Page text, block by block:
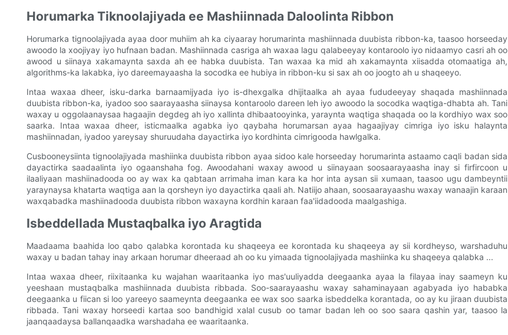
Horumarka Tiknoolajiyada ee Mashiinnada Daloolinta Ribbon
Horumarka tignoolajiyada ayaa door muhiim ah ka ciyaaray horumarinta mashiinnada duubista ribbon-ka, taasoo horseeday
awoodo la xoojiyay iyo hufnaan badan. Mashiinnada casriga ah waxaa lagu qalabeeyay kontaroolo iyo nidaamyo casri ah oo
awood u siinaya xakamaynta saxda ah ee habka duubista. Tan waxaa ka mid ah xakamaynta xiisadda otomaatiga ah,
algorithms-ka lakabka, iyo dareemayaasha la socodka ee hubiya in ribbon-ku si sax ah oo joogto ah u shaqeeyo.
Intaa waxaa dheer, isku-darka barnaamijyada iyo is-dhexgalka dhijitaalka ah ayaa fududeeyay shaqada mashiinnada
duubista ribbon-ka, iyadoo soo saarayaasha siinaysa kontaroolo dareen leh iyo awoodo la socodka waqtiga-dhabta ah. Tani
waxay u oggolaanaysaa hagaajin degdeg ah iyo xallinta dhibaatooyinka, yaraynta waqtiga shaqada oo la kordhiyo wax soo
saarka. Intaa waxaa dheer, isticmaalka agabka iyo qaybaha horumarsan ayaa hagaajiyay cimriga iyo isku halaynta
mashiinnadan, iyadoo yareysay shuruudaha dayactirka iyo kordhinta cimrigooda hawlgalka.
Cusbooneysiinta tignoolajiyada mashiinka duubista ribbon ayaa sidoo kale horseeday horumarinta astaamo caqli badan sida
dayactirka saadaalinta iyo ogaanshaha fog. Awoodahani waxay awood u siinayaan soosaarayaasha inay si firfircoon u
ilaaliyaan mashiinadooda oo ay wax ka qabtaan arrimaha iman kara ka hor inta aysan sii xumaan, taasoo ugu dambeyntii
yaraynaysa khatarta waqtiga aan la qorsheyn iyo dayactirka qaali ah. Natiijo ahaan, soosaarayaashu waxay wanaajin karaan
waxqabadka mashiinadooda duubista ribbon waxayna kordhin karaan faa'iidadooda maalgashiga.
Isbeddellada Mustaqbalka iyo Aragtida
Maadaama baahida loo qabo qalabka korontada ku shaqeeya ee korontada ku shaqeeya ay sii kordheyso, warshaduhu
waxay u badan tahay inay arkaan horumar dheeraad ah oo ku yimaada tignoolajiyada mashiinka ku shaqeeya qalabka ...
Intaa waxaa dheer, riixitaanka ku wajahan waaritaanka iyo mas'uuliyadda deegaanka ayaa la filayaa inay saameyn ku
yeeshaan mustaqbalka mashiinnada duubista ribbada. Soo-saarayaashu waxay sahaminayaan agabyada iyo hababka
deegaanka u fiican si loo yareeyo saameynta deegaanka ee wax soo saarka isbeddelka korantada, oo ay ku jiraan duubista
ribbada. Tani waxay horseedi kartaa soo bandhigid xalal cusub oo tamar badan leh oo soo saara qashin yar, taasoo la
jaanqaadaysa ballanqaadka warshadaha ee waaritaanka.